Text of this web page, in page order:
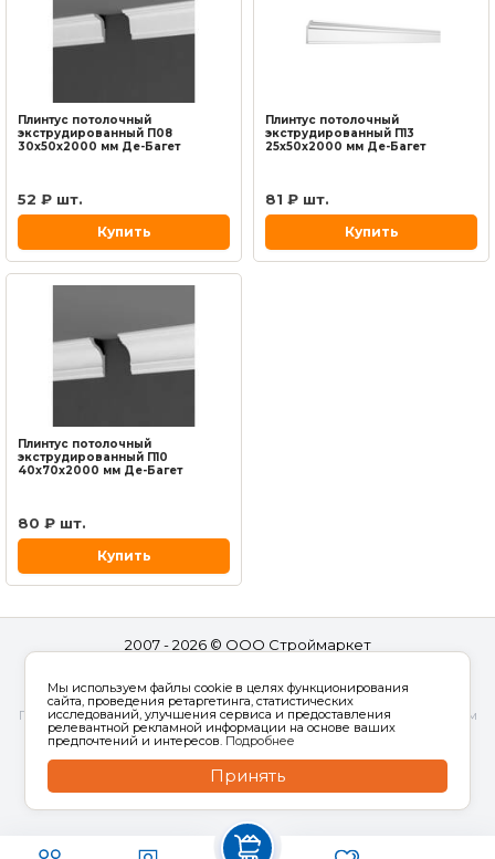
Плинтус потолочный
экструдированный П08
30x50x2000 мм Де-Багет
52 ₽ шт.
Купить
Плинтус потолочный
экструдированный П13
25x50x2000 мм Де-Багет
81 ₽ шт.
Купить
Плинтус потолочный
экструдированный П10
40x70x2000 мм Де-Багет
80 ₽ шт.
Купить
2007 - 2026 © ООО Строймаркет
Код клиента:139572
Продолжая работу с сайтом, вы даете согласие на использование сайтом
cookies иобработку персональных данныхв целях функционирования
улучшения сервиса и предоставления релевантной рекламной
информации на основе ваших предпочтений и интересов.
Мы используем файлы cookie в целях функционирования
сайта, проведения ретаргетинга, статистических
исследований, улучшения сервиса и предоставления
релевантной рекламной информации на основе ваших
предпочтений и интересов. Подробнее
Принять